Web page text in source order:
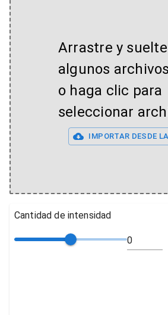
Arrastre y suelte
algunos
o haga clic para
seleccionar
IMPORTAR DESDE
Cantidad de intensidad